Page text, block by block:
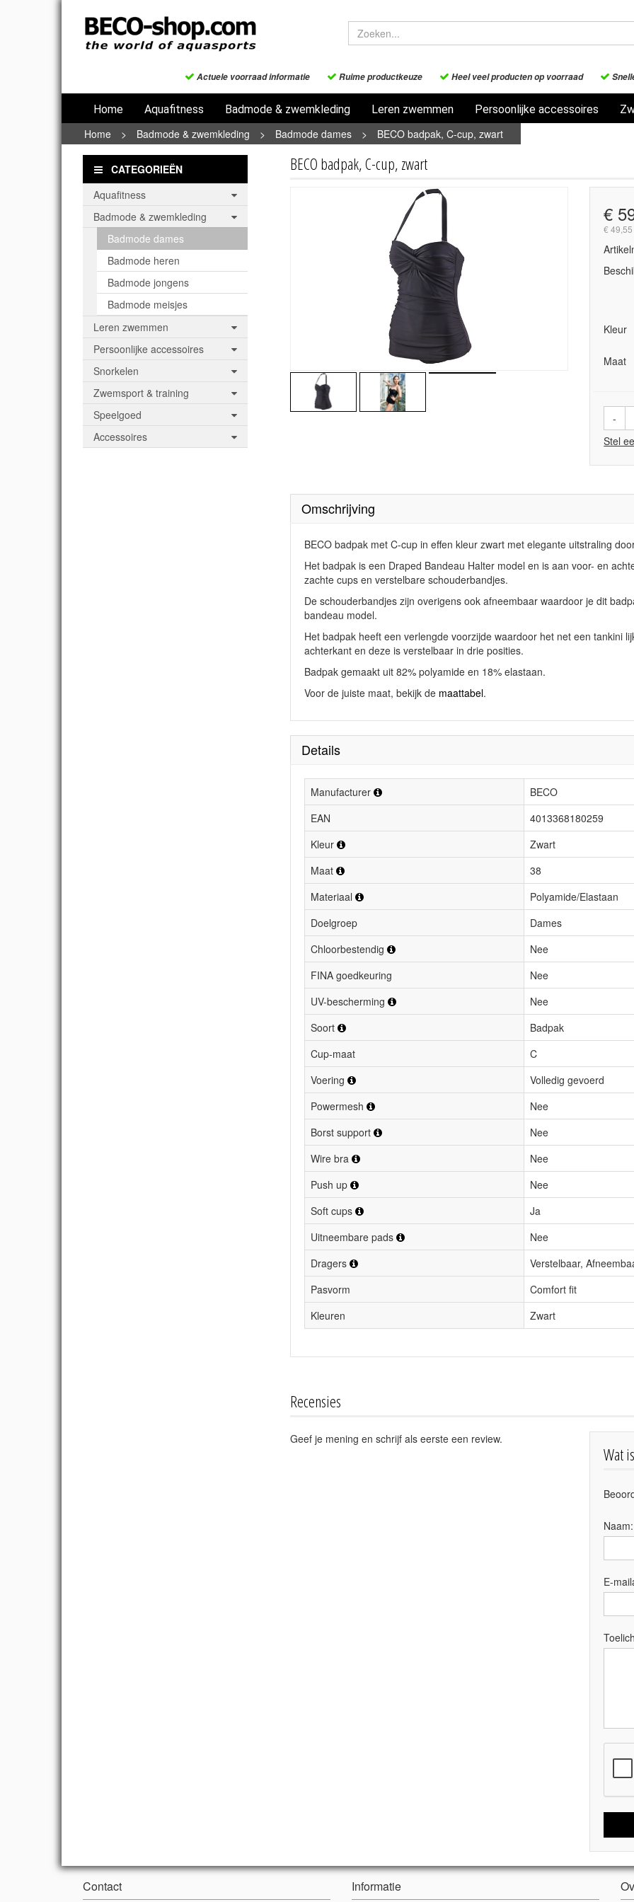
Actuele voorraad informatie Ruime productkeuze Heel veel producten op voorraad
Home Aquafitness Badmode & zwemkleding Leren zwemmen Persoonlijke accessoires
Home > Badmode & zwemkleding > Badmode dames > BECO badpak, C-cup, zwart
CATEGORIEËN
Aquafitness
Badmode & zwemkleding
Badmode dames
Badmode heren
Badmode jongens
Badmode meisjes
Leren zwemmen
Persoonlijke accessoires
Snorkelen
Zwemsport & training
Speelgoed
Accessoires
BECO badpak, C-cup, zwart
€
€
Kleur
Maat
-
Stel
Omschrijving
BECO badpak met C-cup in effen kleur zwart met elegante uitstraling
Het badpak is een Draped Bandeau Halter model en is aan voor- en
zachte cups en verstelbare schouderbandjes.
De schouderbandjes zijn overigens ook afneembaar waardoor je dit
bandeau model.
Het badpak heeft een verlengdevoorzijde waardoor het net een tankini
achterkant en deze is verstelbaar in drie posities.
Badpak gemaakt uit 82% polyamide en 18% elastaan.
Voor de juiste maat, bekijk de maattabel.
Details
Manufacturer
BECO
EAN
4013368180259
Kleur
Zwart
Maat
38
Materiaal
Polyamide/Elastaan
Doelgroep
Dames
Chloorbestendig
Nee
FINA goedkeuring
Nee
UV-bescherming
Nee
Soort
Badpak
Cup-maat
C
Voering
Volledig gevoerd
Powermesh
Nee
Borst support
Nee
Wire bra
Nee
Push up
Nee
Soft cups
Ja
Uitneembare pads
Nee
Dragers
Verstelbaar,
Pasvorm
Comfort fit
Kleuren
Zwart
Recensies
Geef je mening en schrijf als eerste een review.
Wat
E-
Contact Informatie